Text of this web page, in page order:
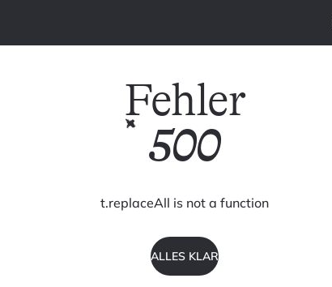
Fehler
500
t.replaceAll is not a function
ALLES KLAR